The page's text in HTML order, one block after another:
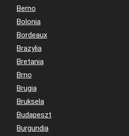
Berno
Bolonia
Bordeaux
Brazylia
Bretania
Brno
Brugia
Bruksela
Budapeszt
Burgundia